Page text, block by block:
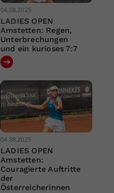
04.08.2025
LADIES OPEN
Amstetten: Regen,
Unterbrechungen
und ein kurioses 7:7
04.08.2025
LADIES OPEN
Amstetten:
Couragierte Auftritte
der
Österreicherinnen